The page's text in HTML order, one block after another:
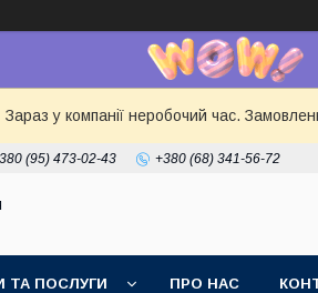
Зараз у компанії неробочий час.
(95) 473-02-43 +380 (68) 341-56-72
ТА ПОСЛУГИ ПРО НАС